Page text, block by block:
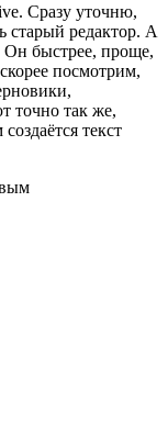
Сразу уточню,
старый редактор. А
быстрее, проще,
посмотрим,
точно так же,
текст